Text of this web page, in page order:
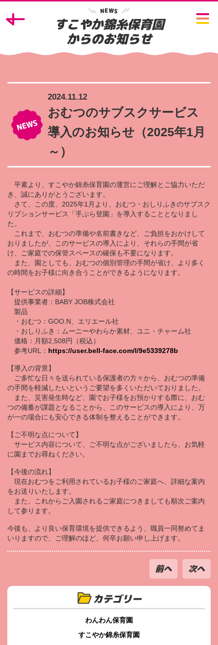
NEWS
すこやか錦糸保育園
からのお知らせ
2024.11.12
おむつのサブスクサービス
導入のお知らせ（2025年1月
～）
平素より、すこやか錦糸保育園の運営にご理解とご協力いただ
き、誠にありがとうございます。
さて、この度、2025年1月より、おむつ・おしりふきのサブスク
リプションサービス「手ぶら登園」を導入することとなりまし
た。
これまで、おむつの準備や名前書きなど、ご負担をおかけして
おりましたが、このサービスの導入により、それらの手間が省
け、ご家庭での保管スペースの確保も不要になります。
また、園としても、おむつの個別管理の手間が省け、より多く
の時間をお子様に向き合うことができるようになります。
【サービスの詳細】
提供事業者：BABY JOB株式会社
製品
・おむつ：GOO.N、エリエール社
・おしりふき：ムーニーやわらか素材、ユニ・チャーム社
価格：月額2,508円（税込）
参考URL： https://user.bell-face.com/l/9e5339278b
【導入の背景】
ご多忙な日々を送られている保護者の方々から、おむつの準備
の手間を軽減したいというご要望を多くいただいておりました。
また、災害発生時など、園でお子様をお預かりする際に、おむ
つの備蓄が課題となることから、このサービスの導入により、万
が一の場合にも安心できる体制を整えることができます。
【ご不明な点について】
サービス内容について、ご不明な点がございましたら、お気軽
に園までお尋ねください。
【今後の流れ】
現在おむつをご利用されているお子様のご家庭へ、詳細な案内
をお送りいたします。
また、これからご入園されるご家庭につきましても順次ご案内
して参ります。
今後も、より良い保育環境を提供できるよう、職員一同努めてま
いりますので、ご理解のほど、何卒お願い申し上げます。
前へ 次へ
カテゴリー
わんわん保育園
すこやか錦糸保育園